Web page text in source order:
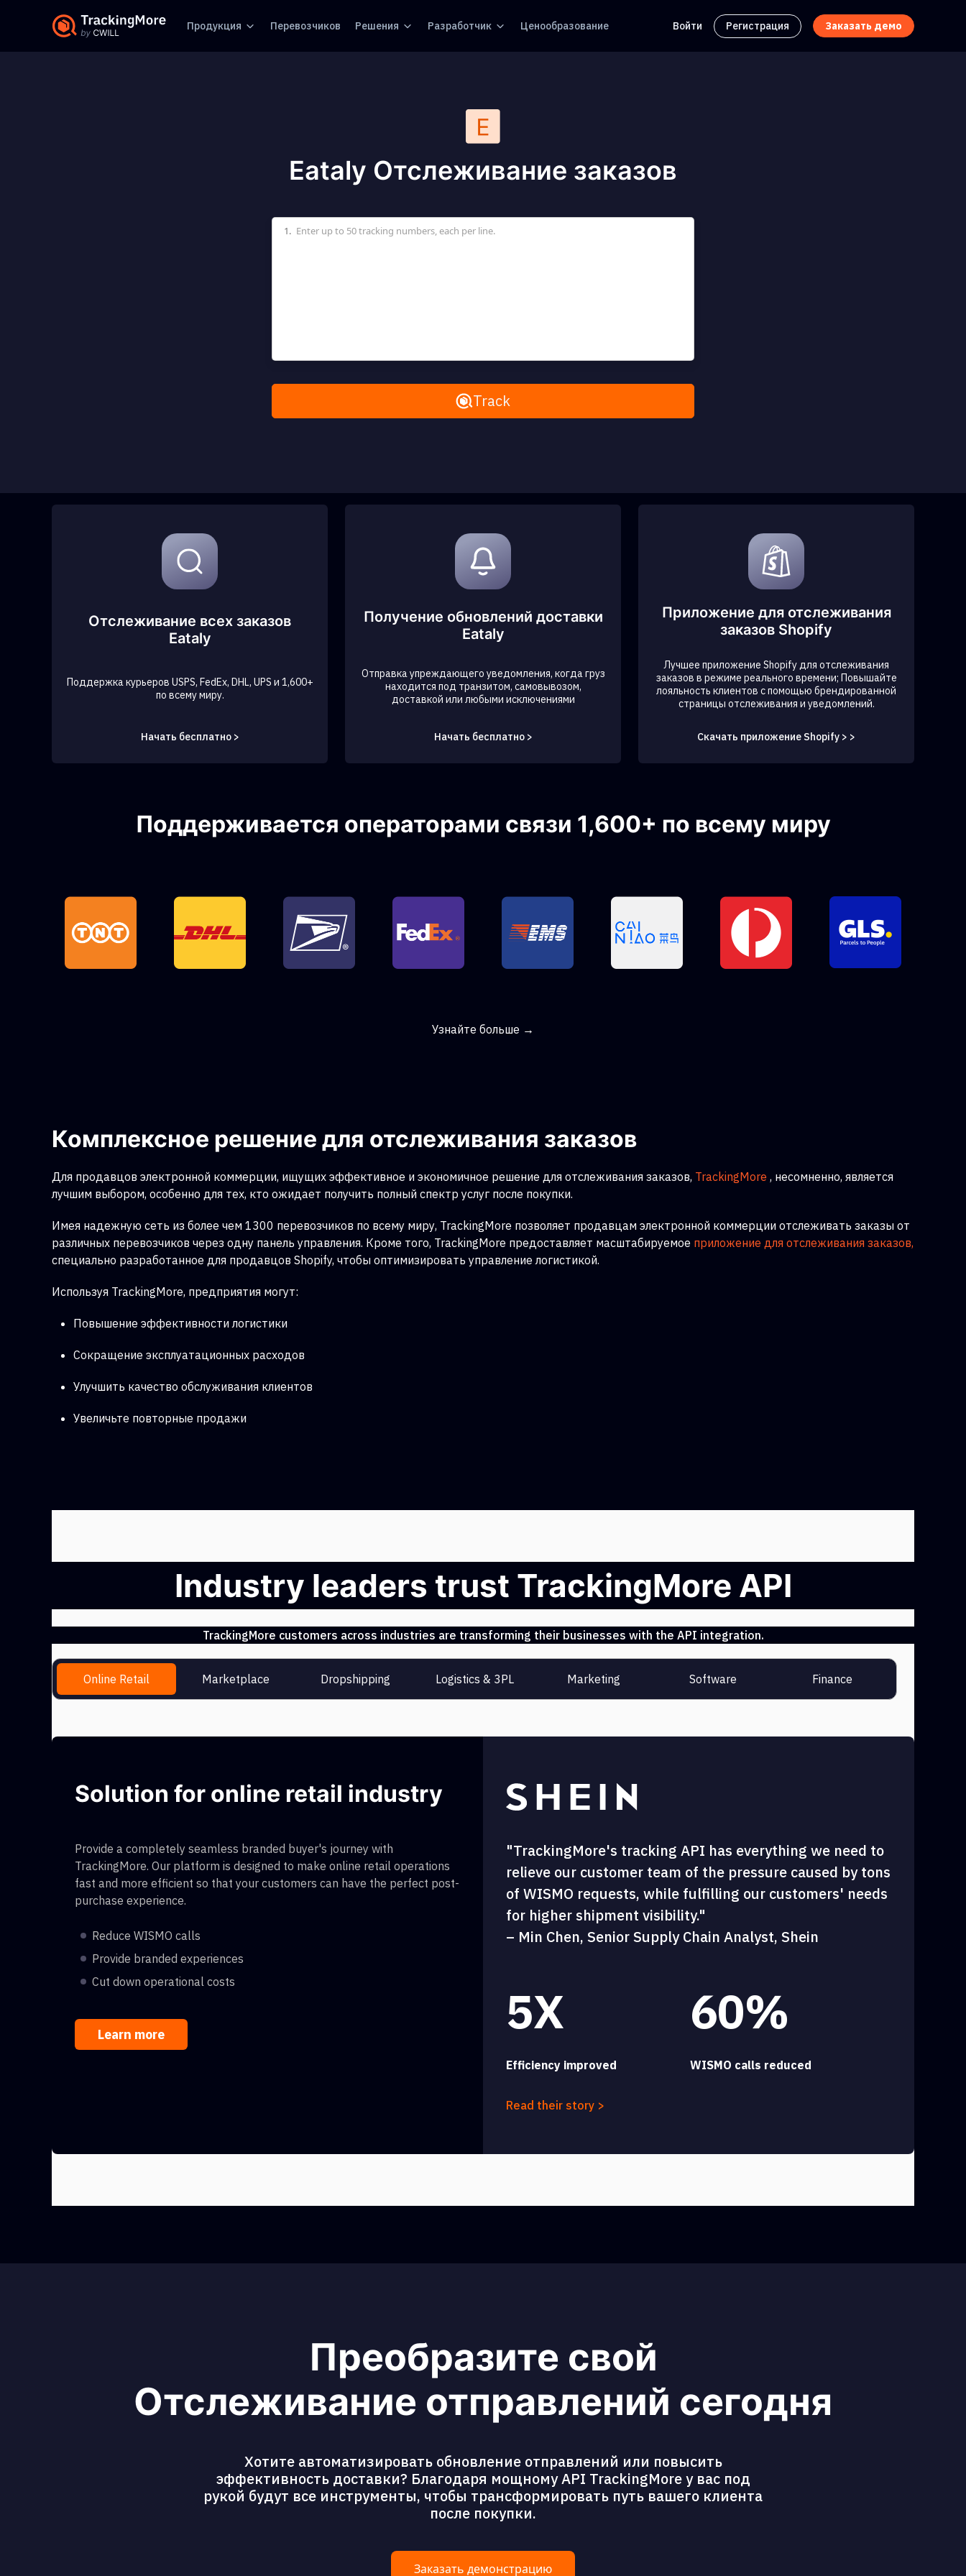
Продукция Перевозчиков Решения Разработчик Ценообразование Войти Регистрация Заказать демо
Eataly Отслеживание заказов
Enter up to 50 tracking numbers, each per line.
1.
Remove AllTrack
Отслеживание всех заказов
Eataly
Поддержка курьеров USPS, FedEx, DHL, UPS и 1,600+
по всему миру.
Начать бесплатно >
Получение обновлений доставки
Eataly
Отправка упреждающего уведомления, когда груз
находится под транзитом, самовывозом,
доставкой или любыми исключениями
Начать бесплатно >
Приложение для отслеживания
заказов Shopify
Лучшее приложение Shopify для отслеживания
заказов в режиме реального времени; Повышайте
лояльность клиентов с помощью брендированной
страницы отслеживания и уведомлений.
Скачать приложение Shopify > >
Поддерживается операторами связи 1,600+ по всему миру
Узнайте больше →
Комплексное решение для отслеживания заказов
Для продавцов электронной коммерции, ищущих эффективное и экономичное решение для отслеживания заказов, TrackingMore , несомненно, является
лучшим выбором, особенно для тех, кто ожидает получить полный спектр услуг после покупки.
Имея надежную сеть из более чем 1300 перевозчиков по всему миру, TrackingMore позволяет продавцам электронной коммерции отслеживать заказы от
различных перевозчиков через одну панель управления. Кроме того, TrackingMore предоставляет масштабируемое приложение для отслеживания заказов,
специально разработанное для продавцов Shopify, чтобы оптимизировать управление логистикой.
Используя TrackingMore, предприятия могут:
Повышение эффективности логистики
Сокращение эксплуатационных расходов
Улучшить качество обслуживания клиентов
Увеличьте повторные продажи
Industry leaders trust TrackingMore API
TrackingMore customers across industries are transforming their businesses with the API integration.
Online Retail Marketplace Dropshipping Logistics & 3PL Marketing Software Finance
Solution for online retail industry
Provide a completely seamless branded buyer's journey with
TrackingMore. Our platform is designed to make online retail operations
fast and more efficient so that your customers can have the perfect post-
purchase experience.
Reduce WISMO calls
Provide branded experiences
Cut down operational costs
Learn more
"TrackingMore's tracking API has everything we need to
relieve our customer team of the pressure caused by tons
of WISMO requests, while fulfilling our customers' needs
for higher shipment visibility."
– Min Chen, Senior Supply Chain Analyst, Shein
5X
Efficiency improved
60%
WISMO calls reduced
Read their story >
Преобразите свой
Отслеживание отправлений сегодня
Хотите автоматизировать обновление отправлений или повысить
эффективность доставки? Благодаря мощному API TrackingMore у вас под
рукой будут все инструменты, чтобы трансформировать путь вашего клиента
после покупки.
Заказать демонстрацию